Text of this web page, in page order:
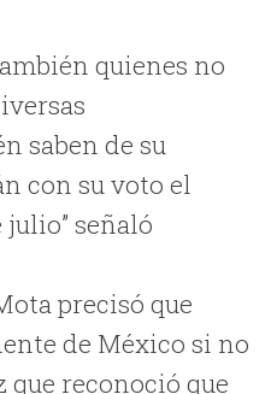
quienes no
saben de su
con su voto el
señaló
precisó que
de México si no
que reconoció que